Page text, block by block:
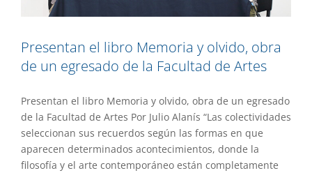
Presentan el libro Memoria y olvido, obra
de un egresado de la Facultad de Artes
Presentan el libro Memoria y olvido, obra de un egresado
de la Facultad de Artes Por Julio Alanís “Las colectividades
seleccionan sus recuerdos según las formas en que
aparecen determinados acontecimientos, donde la
filosofía y el arte contemporáneo están completamente